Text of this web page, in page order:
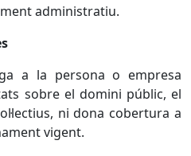
administratiu.
a la persona o empresa
sobre el domini públic, el
ni dona cobertura a
vigent.